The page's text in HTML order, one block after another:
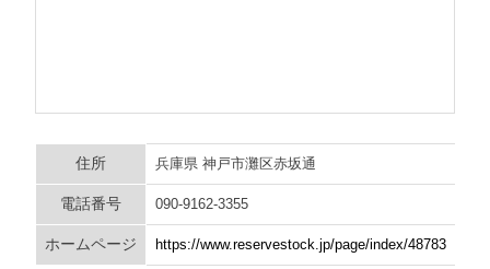
住所 兵庫県 神戸市灘区赤坂通
電話番号 090-9162-3355
ホームページ https://www.reservestock.jp/page/index/48783